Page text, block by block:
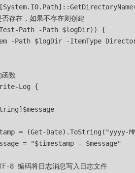
存在，如果不存在则创建
Path -Path $logDir)) {
-Path $logDir -ItemType
数
Log {
= (Get-Date).ToString("yyyy-
= "$timestamp - $message"
8 编码将日志消息写入日志文件